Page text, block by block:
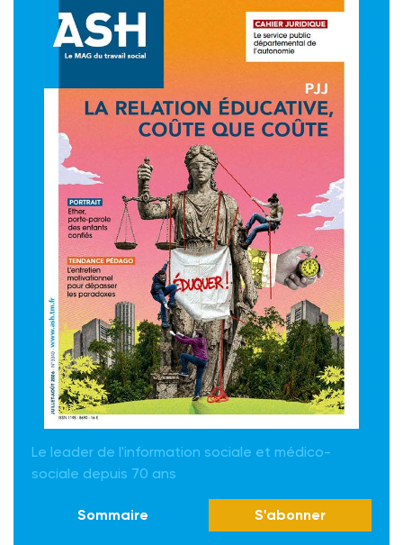
Le leader de l'information sociale et médico-
sociale depuis 70 ans
Sommaire S'abonner